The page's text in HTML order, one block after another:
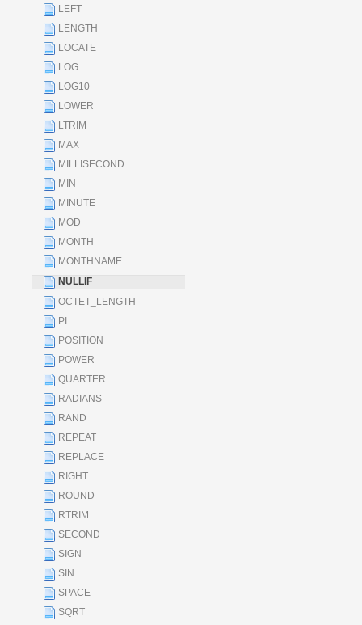
LEFT
LENGTH
LOCATE
LOG
LOG10
LOWER
LTRIM
MAX
MILLISECOND
MIN
MINUTE
MOD
MONTH
MONTHNAME
NULLIF
OCTET_LENGTH
PI
POSITION
POWER
QUARTER
RADIANS
RAND
REPEAT
REPLACE
RIGHT
ROUND
RTRIM
SECOND
SIGN
SIN
SPACE
SQRT